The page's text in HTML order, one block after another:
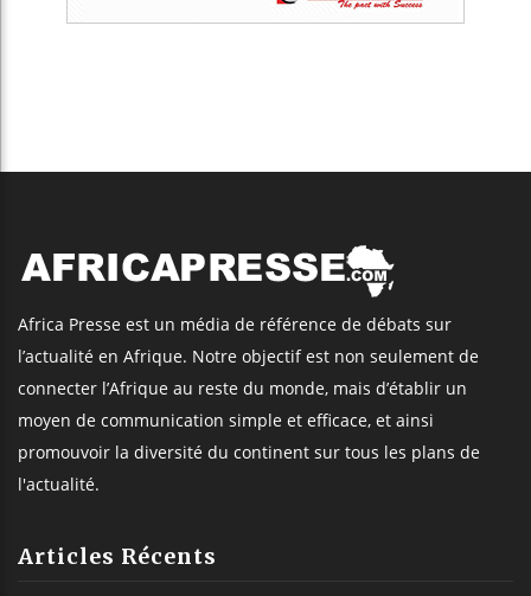
Africa Presse est un média de référence de débats sur
l’actualité en Afrique. Notre objectif est non seulement de
connecter l’Afrique au reste du monde, mais d’établir un
moyen de communication simple et efficace, et ainsi
promouvoir la diversité du continent sur tous les plans de
l'actualité.
Articles Récents